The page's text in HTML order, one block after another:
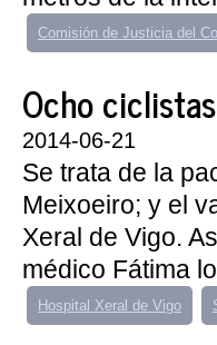
Comisión de Justicia del
Ocho
2014-06-21
Se trata de la
Meixoeiro; y el
Xeral de Vigo.
médico Fátima
Hospital Xeral de Vigo